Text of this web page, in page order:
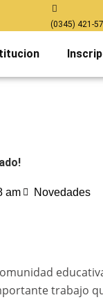
(0345) 421-
am Novedades
trabajo